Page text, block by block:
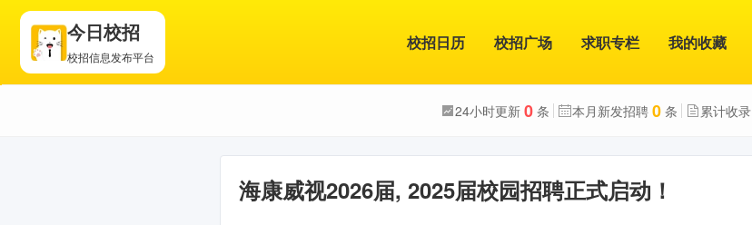
今日校招
校招信息发布平台
校招日历 校招广场 求职专栏 我的收藏
24小时更新 0 条 本月新发招聘 0 条 累计收录
海康威视2026届, 2025届校园招聘正式启动！